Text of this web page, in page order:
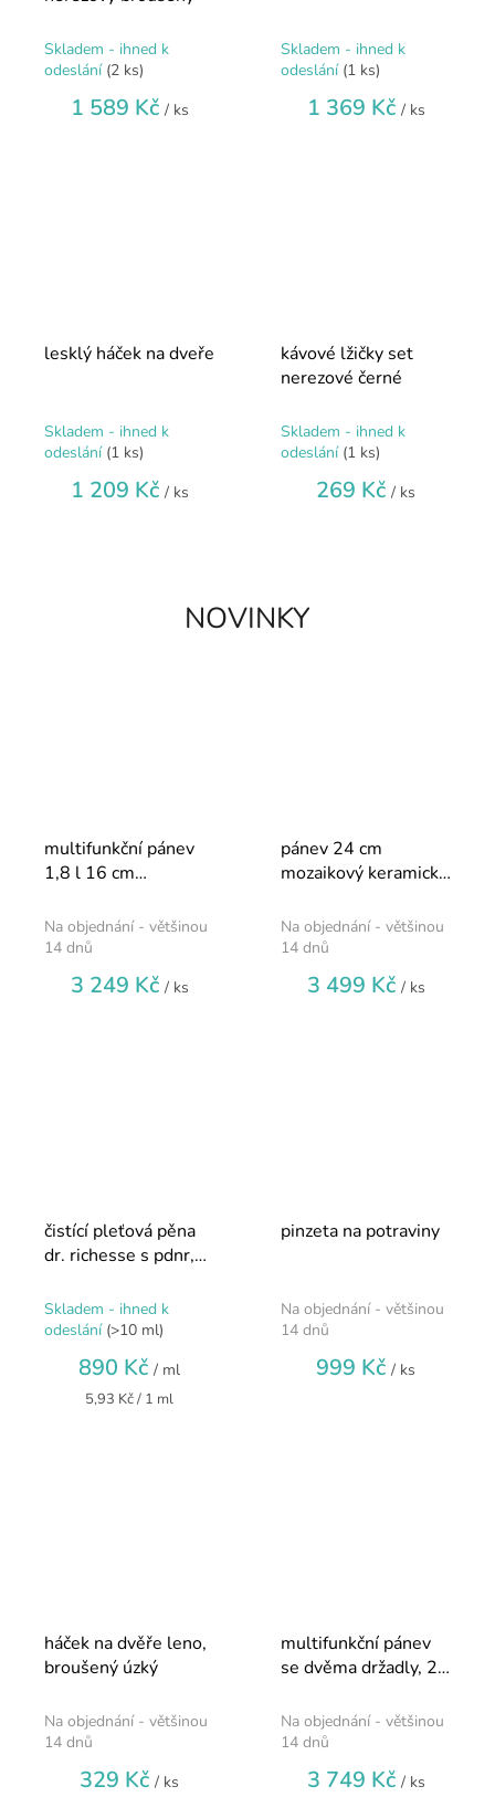
Skladem - ihned k
odeslání (2 ks)
1 589 Kč / ks
Skladem - ihned k
odeslání (1 ks)
1 369 Kč / ks
lesklý háček na dveře
Skladem - ihned k
odeslání (1 ks)
1 209 Kč / ks
kávové lžičky set
nerezové černé
Skladem - ihned k
odeslání (1 ks)
269 Kč / ks
NOVINKY
multifunkční pánev
1,8 l 16 cm
povrch slip-let®
Na objednání - většinou
14 dnů
3 249 Kč / ks
pánev 24 cm
mozaikový keramický
Na objednání - většinou
14 dnů
3 499 Kč / ks
čistící pleťová pěna
dr. richesse s pdnr,
Skladem - ihned k
odeslání (>10 ml)
890 Kč / ml
Měrná
5,93 Kč / 1 ml
pinzeta na potraviny
Na objednání - většinou
14 dnů
999 Kč / ks
háček na dvěře leno,
broušený úzký
Na objednání - většinou
14 dnů
329 Kč / ks
multifunkční pánev
se dvěma držadly, 24
keramický povrch
slip-let®
Na objednání - většinou
14 dnů
3 749 Kč / ks